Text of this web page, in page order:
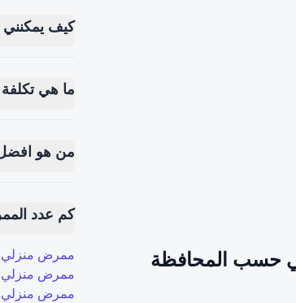
كيف
ما هي
من هو
كم عدد
حسب المحافظة ممرض
ممرض
ممرض